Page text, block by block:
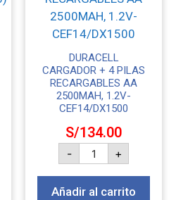
DURACELL
CARGADOR + 4 PILAS
RECARGABLES AA
2500MAH, 1.2V-
CEF14/DX1500
S/134.00
- +
Añadir al carrito